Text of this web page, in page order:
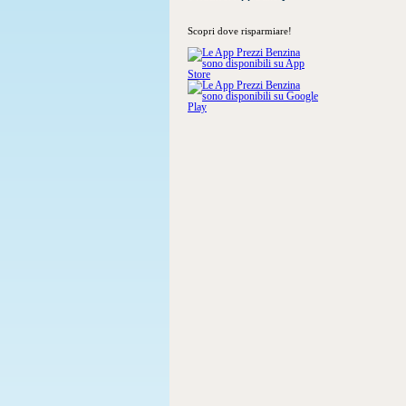
Scopri dove risparmiare!